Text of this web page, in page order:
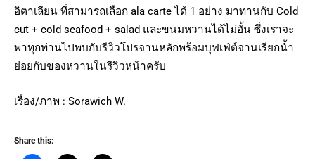
อิตาเลียน ที่สามารถเลือก ala carte ได้ 1 อย่าง มาทานกับ Cold
cut + cold seafood + salad และขนมหวานได้ไม่อั้น ซึ่งเราจะ
พาทุกท่านไปพบกับรีวิวโปรจานหลักพร้อมบุฟเฟ่ต์จานเรียกน้ำ
ย่อยกับของหวานในรีวิวหน้าครับ
เรื่อง/ภาพ : Sorawich W.
Share this: